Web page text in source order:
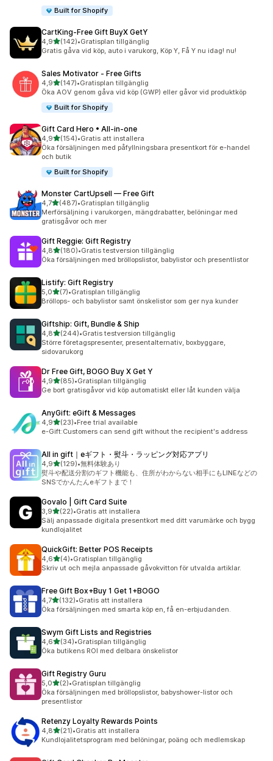
Built for Shopify
CartKing‑Free Gift BuyX GetY
4,9av 5 stjärnor
(142)
142 recensioner totalt
•Gratisplan tillgänglig
Gratis gåva vid köp, auto i varukorg, Köp Y, Få Y nu idag! nu!
Sales Motivator ‑ Free Gifts
4,9av 5 stjärnor
(147)
147 recensioner totalt
•Gratisplan tillgänglig
Öka AOV genom gåva vid köp (GWP) eller gåvor vid produktköp
Built for Shopify
Gift Card Hero • All‑in‑one
4,9av 5 stjärnor
(154)
154 recensioner totalt
•Gratis att installera
Öka försäljningen med påfyllningsbara presentkort för e-handel
och butik
Built for Shopify
Monster CartUpsell — Free Gift
4,7av 5 stjärnor
(487)
487 recensioner totalt
•Gratisplan tillgänglig
Merförsäljning i varukorgen, mängdrabatter, belöningar med
gratisgåvor och mer
Gift Reggie: Gift Registry
4,8av 5 stjärnor
(180)
180 recensioner totalt
•Gratis testversion tillgänglig
Öka försäljningen med bröllopslistor, babylistor och presentlistor
Listify: Gift Registry
5,0av 5 stjärnor
(7)
7 recensioner totalt
•Gratisplan tillgänglig
Bröllops- och babylistor samt önskelistor som ger nya kunder
Giftship: Gift, Bundle & Ship
4,8av 5 stjärnor
(244)
244 recensioner totalt
•Gratis testversion tillgänglig
Större företagspresenter, presentalternativ, boxbyggare,
sidovarukorg
Dr Free Gift, BOGO Buy X Get Y
4,9av 5 stjärnor
(85)
85 recensioner totalt
•Gratisplan tillgänglig
Ge bort gratisgåvor vid köp automatiskt eller låt kunden välja
AnyGift: eGift & Messages
4,9av 5 stjärnor
(23)
23 recensioner totalt
•Free trial available
e-Gift:Customers can send gift without the recipient's address
All in gift｜eギフト・熨斗・ラッピング対応アプリ
4,9av 5 stjärnor
(129)
129 recensioner totalt
•無料体験あり
熨斗や配送分割のギフト機能も、住所がわからない相手にもLINEなどの
SNSでかんたんeギフトまで！
Govalo | Gift Card Suite
3,9av 5 stjärnor
(22)
22 recensioner totalt
•Gratis att installera
Sälj anpassade digitala presentkort med ditt varumärke och bygg
kundlojalitet
QuickGift: Better POS Receipts
4,6av 5 stjärnor
(4)
4 recensioner totalt
•Gratisplan tillgänglig
Skriv ut och mejla anpassade gåvokvitton för utvalda artiklar.
Free Gift Box+Buy 1 Get 1+BOGO
4,7av 5 stjärnor
(132)
132 recensioner totalt
•Gratis att installera
Öka försäljningen med smarta köp en, få en-erbjudanden.
Swym Gift Lists and Registries
4,6av 5 stjärnor
(34)
34 recensioner totalt
•Gratisplan tillgänglig
Öka butikens ROI med delbara önskelistor
Gift Registry Guru
5,0av 5 stjärnor
(2)
2 recensioner totalt
•Gratisplan tillgänglig
Öka försäljningen med bröllopslistor, babyshower-listor och
presentlistor
Retenzy Loyalty Rewards Points
4,8av 5 stjärnor
(21)
21 recensioner totalt
•Gratis att installera
Kundlojalitetsprogram med belöningar, poäng och medlemskap